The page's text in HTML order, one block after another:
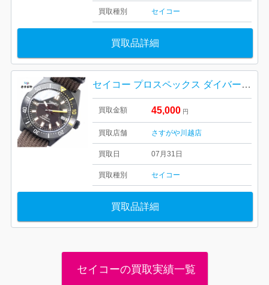
買取種別 セイコー
買取品詳細
セイコー プロスペックス ダイバーズウォッチ
買取金額 45,000 円
買取店舗 さすがや川越店
買取日 07月31日
買取種別 セイコー
買取品詳細
セイコーの買取実績一覧